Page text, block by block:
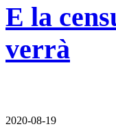
E la
verrà
2020-08-19